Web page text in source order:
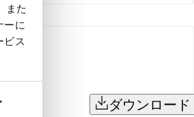
また
ーに
ビス
ダウンロード